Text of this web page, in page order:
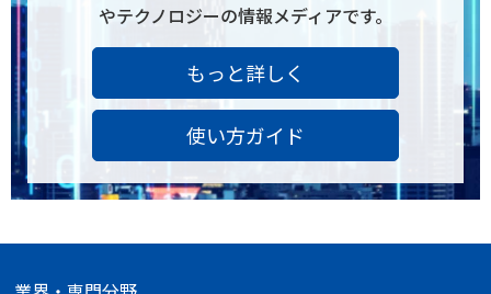
やテクノロジーの情報メディアです。
もっと詳しく
使い方ガイド